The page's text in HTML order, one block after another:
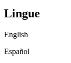
Lingue
English
Español